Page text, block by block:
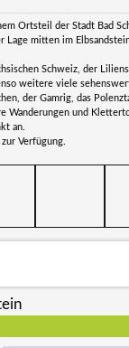
Ortsteil der Stadt Bad
Lage mitten im
Schweiz, der
weitere viele
der Gamrig, das
Wanderungen und
an.
Verfügung.